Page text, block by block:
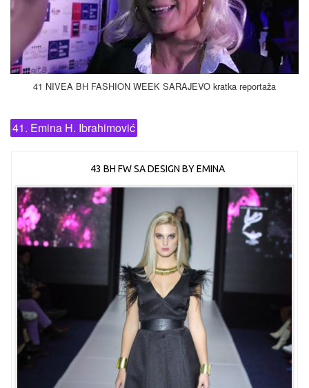
41 NIVEA BH FASHION WEEK SARAJEVO kratka reportaža
41. Emina H. Ibrahimović
43 BH FW SA DESIGN BY EMINA